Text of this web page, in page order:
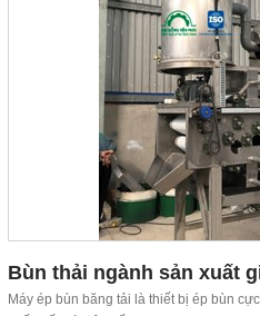
Bùn thải ngành sản xuất
máy ép bùn nào?
Máy ép bùn băng tải là thiết bị ép bùn